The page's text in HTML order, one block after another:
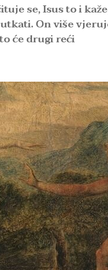
se, Isus to i
On više
će drugi reći